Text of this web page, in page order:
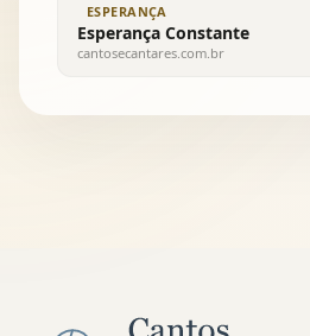
ESPERANÇA
Esperança Constante
cantosecantares.com.br